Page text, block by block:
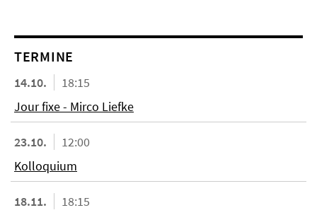
TERMINE
14.10.
18:15
Jour fixe - Mirco Liefke
23.10.
12:00
Kolloquium
18.11.
18:15